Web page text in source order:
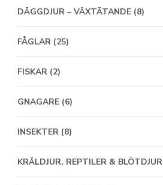
DÄGGDJUR – VÄXTÄTANDE (8)
FÅGLAR (25)
FISKAR (2)
GNAGARE (6)
INSEKTER (8)
KRÄLDJUR, REPTILER & BLÖTDJUR